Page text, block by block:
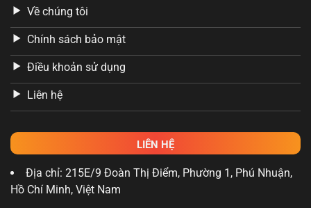
Về chúng tôi
Chính sách bảo mật
Điều khoản sử dụng
Liên hệ
LIÊN HỆ
Địa chỉ: 215E/9 Đoàn Thị Điểm, Phường 1, Phú Nhuận,
Hồ Chí Minh, Việt Nam